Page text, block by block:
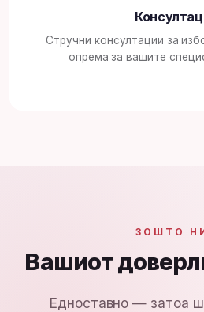
Стручни консултации за
опрема за вашите
ЗОШТО
Вашиот
Едноставно — затоа